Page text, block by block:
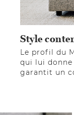
Style
Le profil du
qui lui
garantit un